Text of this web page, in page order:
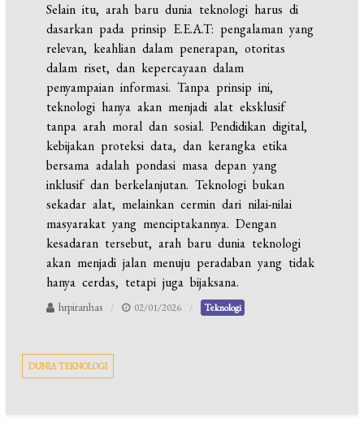
Selain itu, arah baru dunia teknologi harus di
dasarkan pada prinsip E.E.A.T: pengalaman yang
relevan, keahlian dalam penerapan, otoritas
dalam riset, dan kepercayaan dalam
penyampaian informasi. Tanpa prinsip ini,
teknologi hanya akan menjadi alat eksklusif
tanpa arah moral dan sosial. Pendidikan digital,
kebijakan proteksi data, dan kerangka etika
bersama adalah pondasi masa depan yang
inklusif dan berkelanjutan. Teknologi bukan
sekadar alat, melainkan cermin dari nilai-nilai
masyarakat yang menciptakannya. Dengan
kesadaran tersebut, arah baru dunia teknologi
akan menjadi jalan menuju peradaban yang tidak
hanya cerdas, tetapi juga bijaksana.
hrpiranhas 02/01/2026 Teknologi
DUNIA TEKNOLOGI